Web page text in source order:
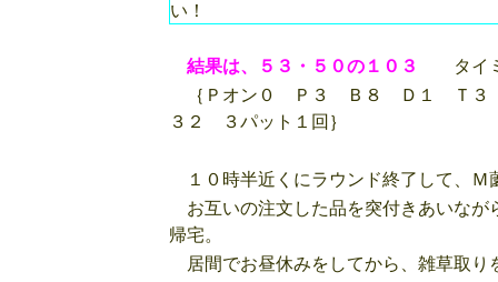
い！
結果は、５３・５０の１０３
タイミ
｛Ｐオン０ Ｐ３ Ｂ８ Ｄ１ Ｔ３
３２ ３パット１回｝
１０時半近くにラウンド終了して、Ｍ
お互いの注文した品を突付きあいなが
帰宅。
居間でお昼休みをしてから、雑草取り